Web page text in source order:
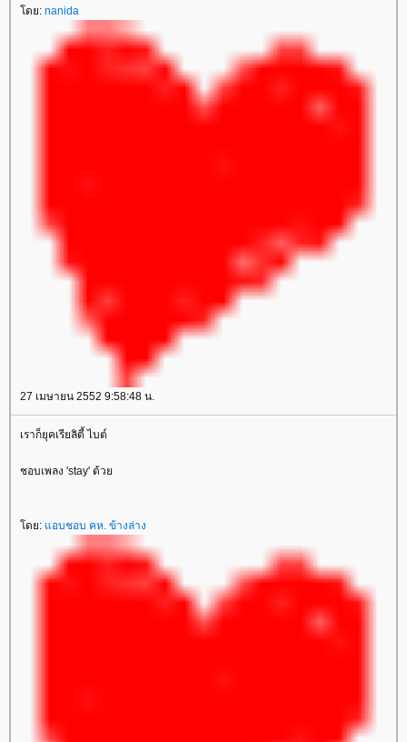
ดย: nanida
27 เมษายน 2552 9:58:48 น.
เราก็ยุคเรียลิตี้ ไบต์
ชอบเพลง 'stay' ด้ว
ดย: อบชอบ คห. ข้างล่าง